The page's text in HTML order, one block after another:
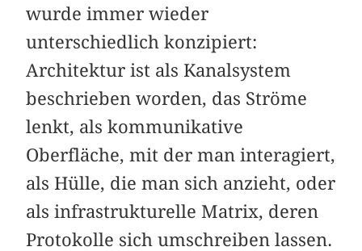
wurde immer wieder
unterschiedlich konzipiert:
Architektur ist als Kanalsystem
beschrieben worden, das Ströme
lenkt, als kommunikative
Oberfläche, mit der man interagiert,
als Hülle, die man sich anzieht, oder
als infrastrukturelle Matrix, deren
Protokolle sich umschreiben lassen.